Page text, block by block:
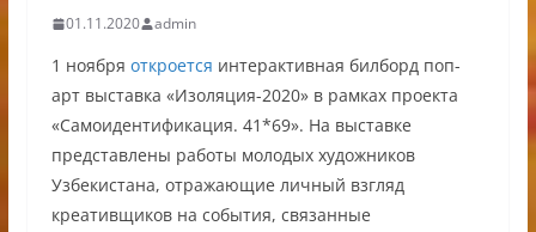
01.11.2020 admin
1 ноября откроется интерактивная билборд поп-
арт выставка «Изоляция-2020» в рамках проекта
«Самоидентификация. 41*69». На выставке
представлены работы молодых художников
Узбекистана, отражающие личный взгляд
креативщиков на события, связанные